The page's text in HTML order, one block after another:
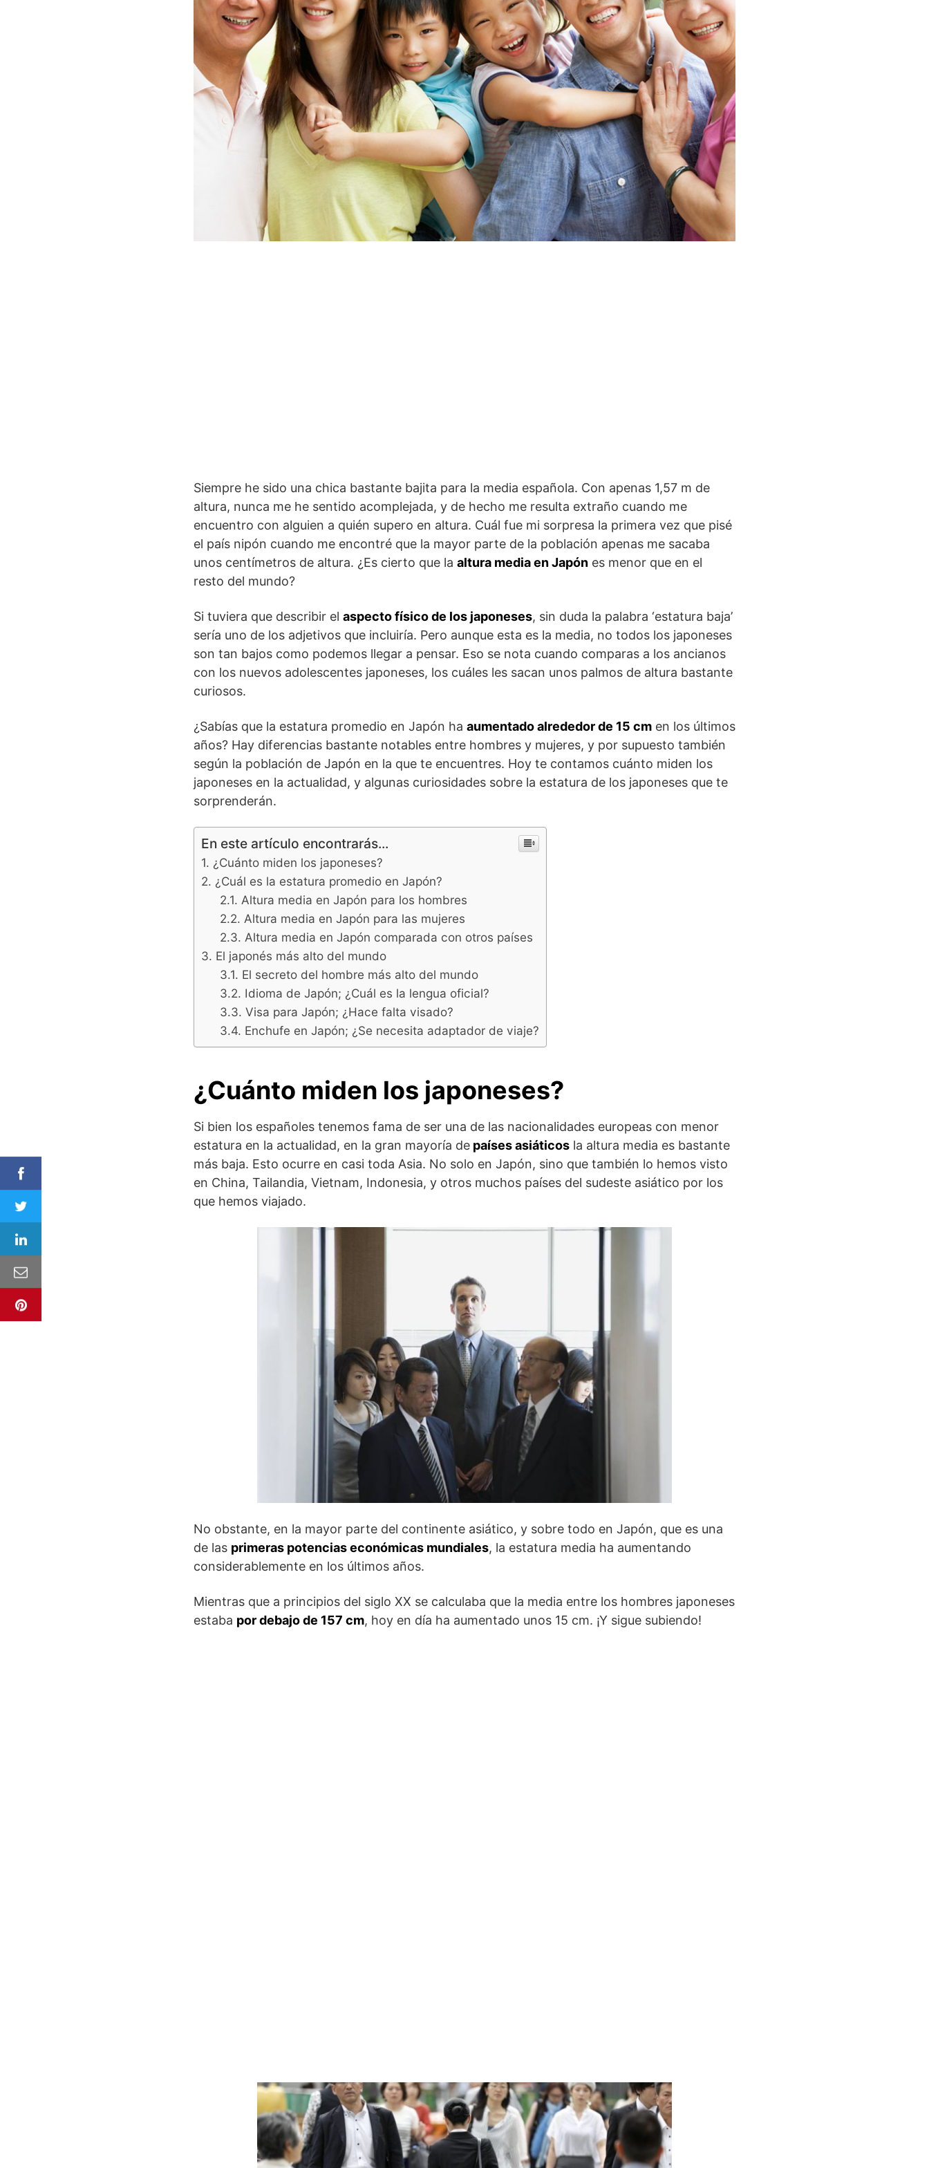
Siempre he sido una chica bastante bajita para la media española. Con apenas 1,57 m de
altura, nunca me he sentido acomplejada, y de hecho me resulta extraño cuando me
encuentro con alguien a quién supero en altura. Cuál fue mi sorpresa la primera vez que pisé
el país nipón cuando me encontré que la mayor parte de la población apenas me sacaba
unos centímetros de altura. ¿Es cierto que la altura media en Japón es menor que en el
resto del mundo?
Si tuviera que describir el aspecto físico de los japoneses, sin duda la palabra ‘estatura baja’
sería uno de los adjetivos que incluiría. Pero aunque esta es la media, no todos los japoneses
son tan bajos como podemos llegar a pensar. Eso se nota cuando comparas a los ancianos
con los nuevos adolescentes japoneses, los cuáles les sacan unos palmos de altura bastante
curiosos.
¿Sabías que la estatura promedio en Japón ha aumentado alrededor de 15 cm en los últimos
años? Hay diferencias bastante notables entre hombres y mujeres, y por supuesto también
según la población de Japón en la que te encuentres. Hoy te contamos cuánto miden los
japoneses en la actualidad, y algunas curiosidades sobre la estatura de los japoneses que te
sorprenderán.
En este artículo encontrarás...
¿Cuánto miden los japoneses?
¿Cuál es la estatura promedio en Japón?
Altura media en Japón para los hombres
Altura media en Japón para las mujeres
Altura media en Japón comparada con otros países
El japonés más alto del mundo
El secreto del hombre más alto del mundo
Idioma de Japón; ¿Cuál es la lengua oficial?
Visa para Japón; ¿Hace falta visado?
Enchufe en Japón; ¿Se necesita adaptador de viaje?
¿Cuánto miden los japoneses?
Si bien los españoles tenemos fama de ser una de las nacionalidades europeas con menor
estatura en la actualidad, en la gran mayoría de países asiáticos la altura media es bastante
más baja. Esto ocurre en casi toda Asia. No solo en Japón, sino que también lo hemos visto
en China, Tailandia, Vietnam, Indonesia, y otros muchos países del sudeste asiático por los
que hemos viajado.
No obstante, en la mayor parte del continente asiático, y sobre todo en Japón, que es una
de las primeras potencias económicas mundiales, la estatura media ha aumentando
considerablemente en los últimos años.
Mientras que a principios del siglo XX se calculaba que la media entre los hombres japoneses
estaba por debajo de 157 cm, hoy en día ha aumentado unos 15 cm. ¡Y sigue subiendo!